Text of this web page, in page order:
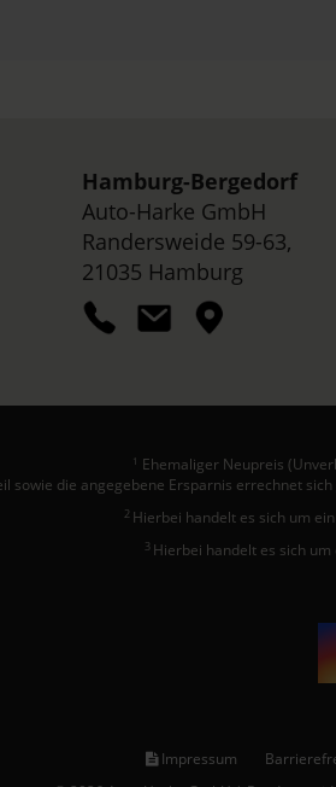
Hamburg-Bergedorf
Auto-Harke GmbH
Randersweide 59-63,
21035 Hamburg
1 Ehemaliger Neupreis
sowie die angegebene Ersparnis errechnet
2 Hierbei handelt es sich um
3 Hierbei handelt es sich
Impressum